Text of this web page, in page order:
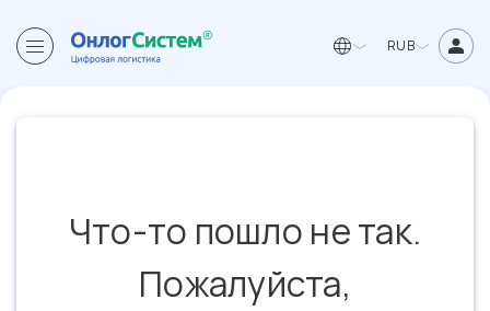
RUB
Что-то пошло не так.
Пожалуйста,